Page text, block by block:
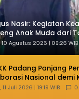
Nasir: Kegiatan
Anak Muda dari
10 Agustus 2026 | 09:26 WIB
Padang Panjang
Nasional demi
11 Juli 2026 | 19:19 WIB 0